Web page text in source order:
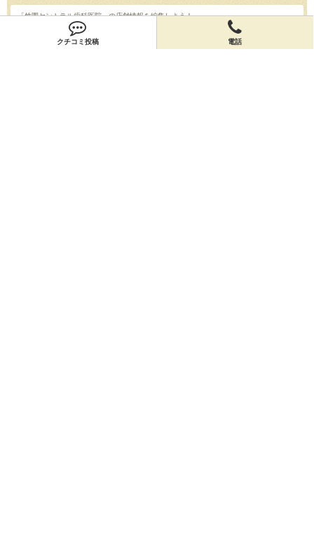
クチコミ投稿 電話
「竹園セントラル歯科医院」の店舗情報を編集しよう！